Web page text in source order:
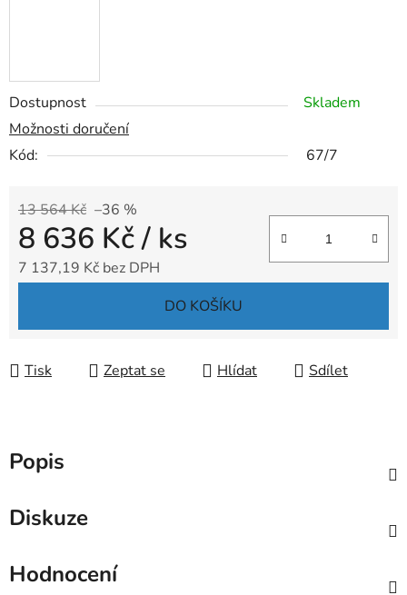
Dostupnost
Skladem
Možnosti doručení
Kód:
67/7
13 564 Kč –36 %
8 636 Kč/ ks
7 137,19 Kč bez DPH
DO KOŠÍKU
Tisk Zeptat se Hlídat Sdílet
Popis
Diskuze
Hodnocení